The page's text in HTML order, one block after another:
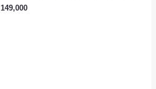
149,000